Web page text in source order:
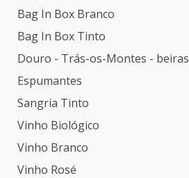
Bag In Box Branco
Bag In Box Tinto
Douro - Trás-os-Montes - beiras
Espumantes
Sangria Tinto
Vinho Biológico
Vinho Branco
Vinho Rosé